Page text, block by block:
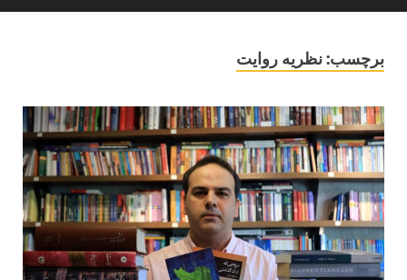
برچسب:نظریه روایت